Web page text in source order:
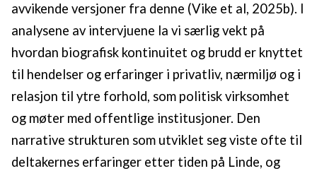
avvikende versjoner fra denne (Vike et al, 2025b). I
analysene av intervjuene la vi særlig vekt på
hvordan biografisk kontinuitet og brudd er knyttet
til hendelser og erfaringer i privatliv, nærmiljø og i
relasjon til ytre forhold, som politisk virksomhet
og møter med offentlige institusjoner. Den
narrative strukturen som utviklet seg viste ofte til
deltakernes erfaringer etter tiden på Linde, og